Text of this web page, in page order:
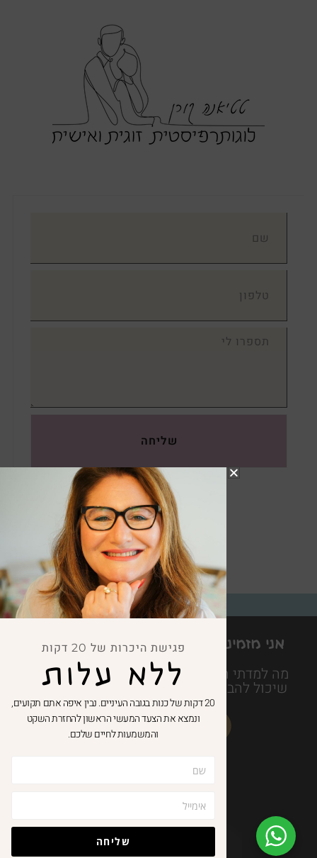
שליחה
אני מזמינה אתכם לבחור לעצמכם מתנה
לחיים
מה למדתי היום הוא ספר חכם משעשע ופרקטי
שיכול להביא את האושר ממש עד לבית של כל
אחד ואחת מאיתנו
פגישת היכרות של 20 דקות
ללא עלות
20 דקות של כנות בגובה העיניים. נבין איפה אתם תקועים,
ונמצא את הצעד המעשי הראשון להחזרת השקט
והמשמעות לחיים שלכם.
שליחה